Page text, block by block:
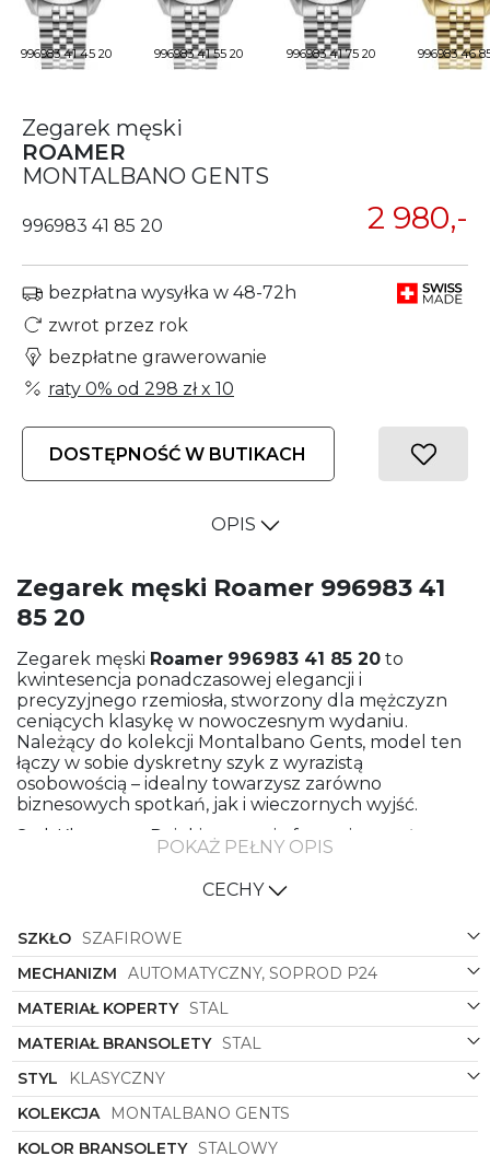
996983 41 45 20 996983 41 55 20 996983 41 75 20 996983 46
Zegarek męski
ROAMER
MONTALBANO GENTS
996983 41 85 20 2 980,-
bezpłatna wysyłka w 48-72h
zwrot przez rok
bezpłatne grawerowanie
raty 0% od 298 złx 10
DOSTĘPNOŚĆ W BUTIKACH
OPIS
Zegarek męski Roamer 996983 41
85 20
Zegarek męski Roamer 996983 41 85 20 to
kwintesencja ponadczasowej elegancji i
precyzyjnego rzemiosła, stworzony dla mężczyzn
ceniących klasykę w nowoczesnym wydaniu.
Należący do kolekcji Montalbano Gents, model ten
łączy w sobie dyskretny szyk z wyrazistą
osobowością – idealny towarzysz zarówno
biznesowych spotkań, jak i wieczornych wyjść.
Styl: Klasyczny. Dzięki prostocie formy i wyważonym
proporcjom zegarek wpisuje się w estetykę, która
nigdy nie wychodzi z mody. Okrągły kształt koperty
podkreśla harmonijną konstrukcję, a czarna tarcza
między stalową kopertą a ciemnym cyferblatem
tworzy elegancki, mocny akcent, który przyciąga
spojrzenia, nie będąc przy tym krzykliwym.
Materiały i wykończenie: Koperta wykonana ze stali
oraz stalowa bransoleta gwarantują solidność i
trwałość na lata. Stalowy kolor koperty i bransolety
nadaje zegarkowi surowej, nowoczesnej elegancji, a
jednocześnie sprawia, że jest bardzo łatwy w
łączeniu z innymi elementami garderoby.
Precyzyjne szczotkowanie i polerowane akcenty
POKAŻ PEŁNY OPIS
CECHY
SZKŁO SZAFIROWE
MECHANIZM
AUTOMATYCZNY, SOPROD P24
MATERIAŁ KOPERTY STAL
MATERIAŁ BRANSOLETY STAL
STYL
KLASYCZNY
KOLEKCJA
MONTALBANO GENTS
KOLOR BRANSOLETY STALOWY